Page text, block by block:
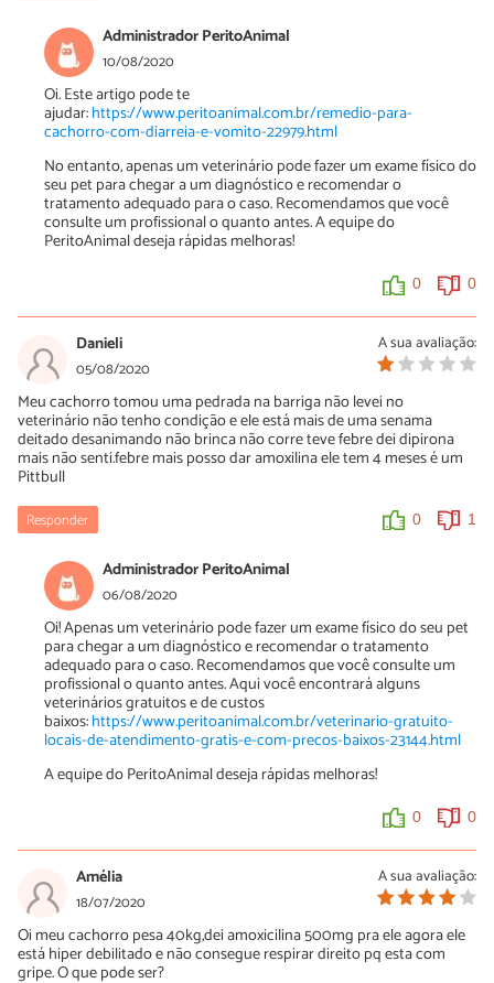
Administrador PeritoAnimal
10/08/2020
Oi. Este artigo pode te
ajudar:https://www.peritoanimal.com.br/remedio-para-
cachorro-com-diarreia-e-vomito-22979.html
No entanto, apenas um veterinário pode fazer um exame físico do
seu pet para chegar a um diagnóstico e recomendar o
tratamento adequado para o caso. Recomendamos que você
consulte um profissional o quanto antes. A equipe do
PeritoAnimal deseja rápidas melhoras!
0 0
A sua avaliação:
Danieli
05/08/2020
Meu cachorro tomou uma pedrada na barriga não levei no
veterinário não tenho condição e ele está mais de uma senama
deitado desanimando não brinca não corre teve febre dei dipirona
mais não senti.febre mais posso dar amoxilina ele tem 4 meses é um
Pittbull
Responder 0 1
Administrador PeritoAnimal
06/08/2020
Oi! Apenas um veterinário pode fazer um exame físico do seu pet
para chegar a um diagnóstico e recomendar o tratamento
adequado para o caso. Recomendamos que você consulte um
profissional o quanto antes. Aqui você encontrará alguns
veterinários gratuitos e de custos
baixos:https://www.peritoanimal.com.br/veterinario-gratuito-
locais-de-atendimento-gratis-e-com-precos-baixos-23144.html
A equipe do PeritoAnimal deseja rápidas melhoras!
0 0
A sua avaliação:
Amélia
18/07/2020
Oi meu cachorro pesa 40kg,dei amoxicilina 500mg pra ele agora ele
está hiper debilitado e não consegue respirar direito pq esta com
gripe. O que pode ser?